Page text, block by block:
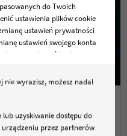
do Twoich
ustawienia plików cookie
ustawień prywatności
ustawień swojego konta
spowodować brak
z serwisu, w tym
lub podobnych
zapewnienia dostępu do
tym profilowania, w celach
nie wyrazisz, możesz nadal
uzyskiwanie dostępu do
przez partnerów